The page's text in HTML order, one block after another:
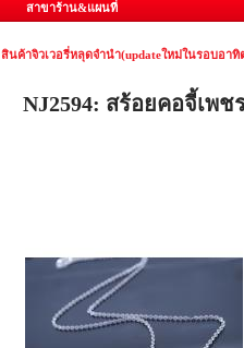
สาขาร้าน&แผนที่
สินค้าจิวเวอรี่หลุดจำนำ(updateใหม่ในรอบอาทิ
NJ2594: สร้อยคอจี้เพ